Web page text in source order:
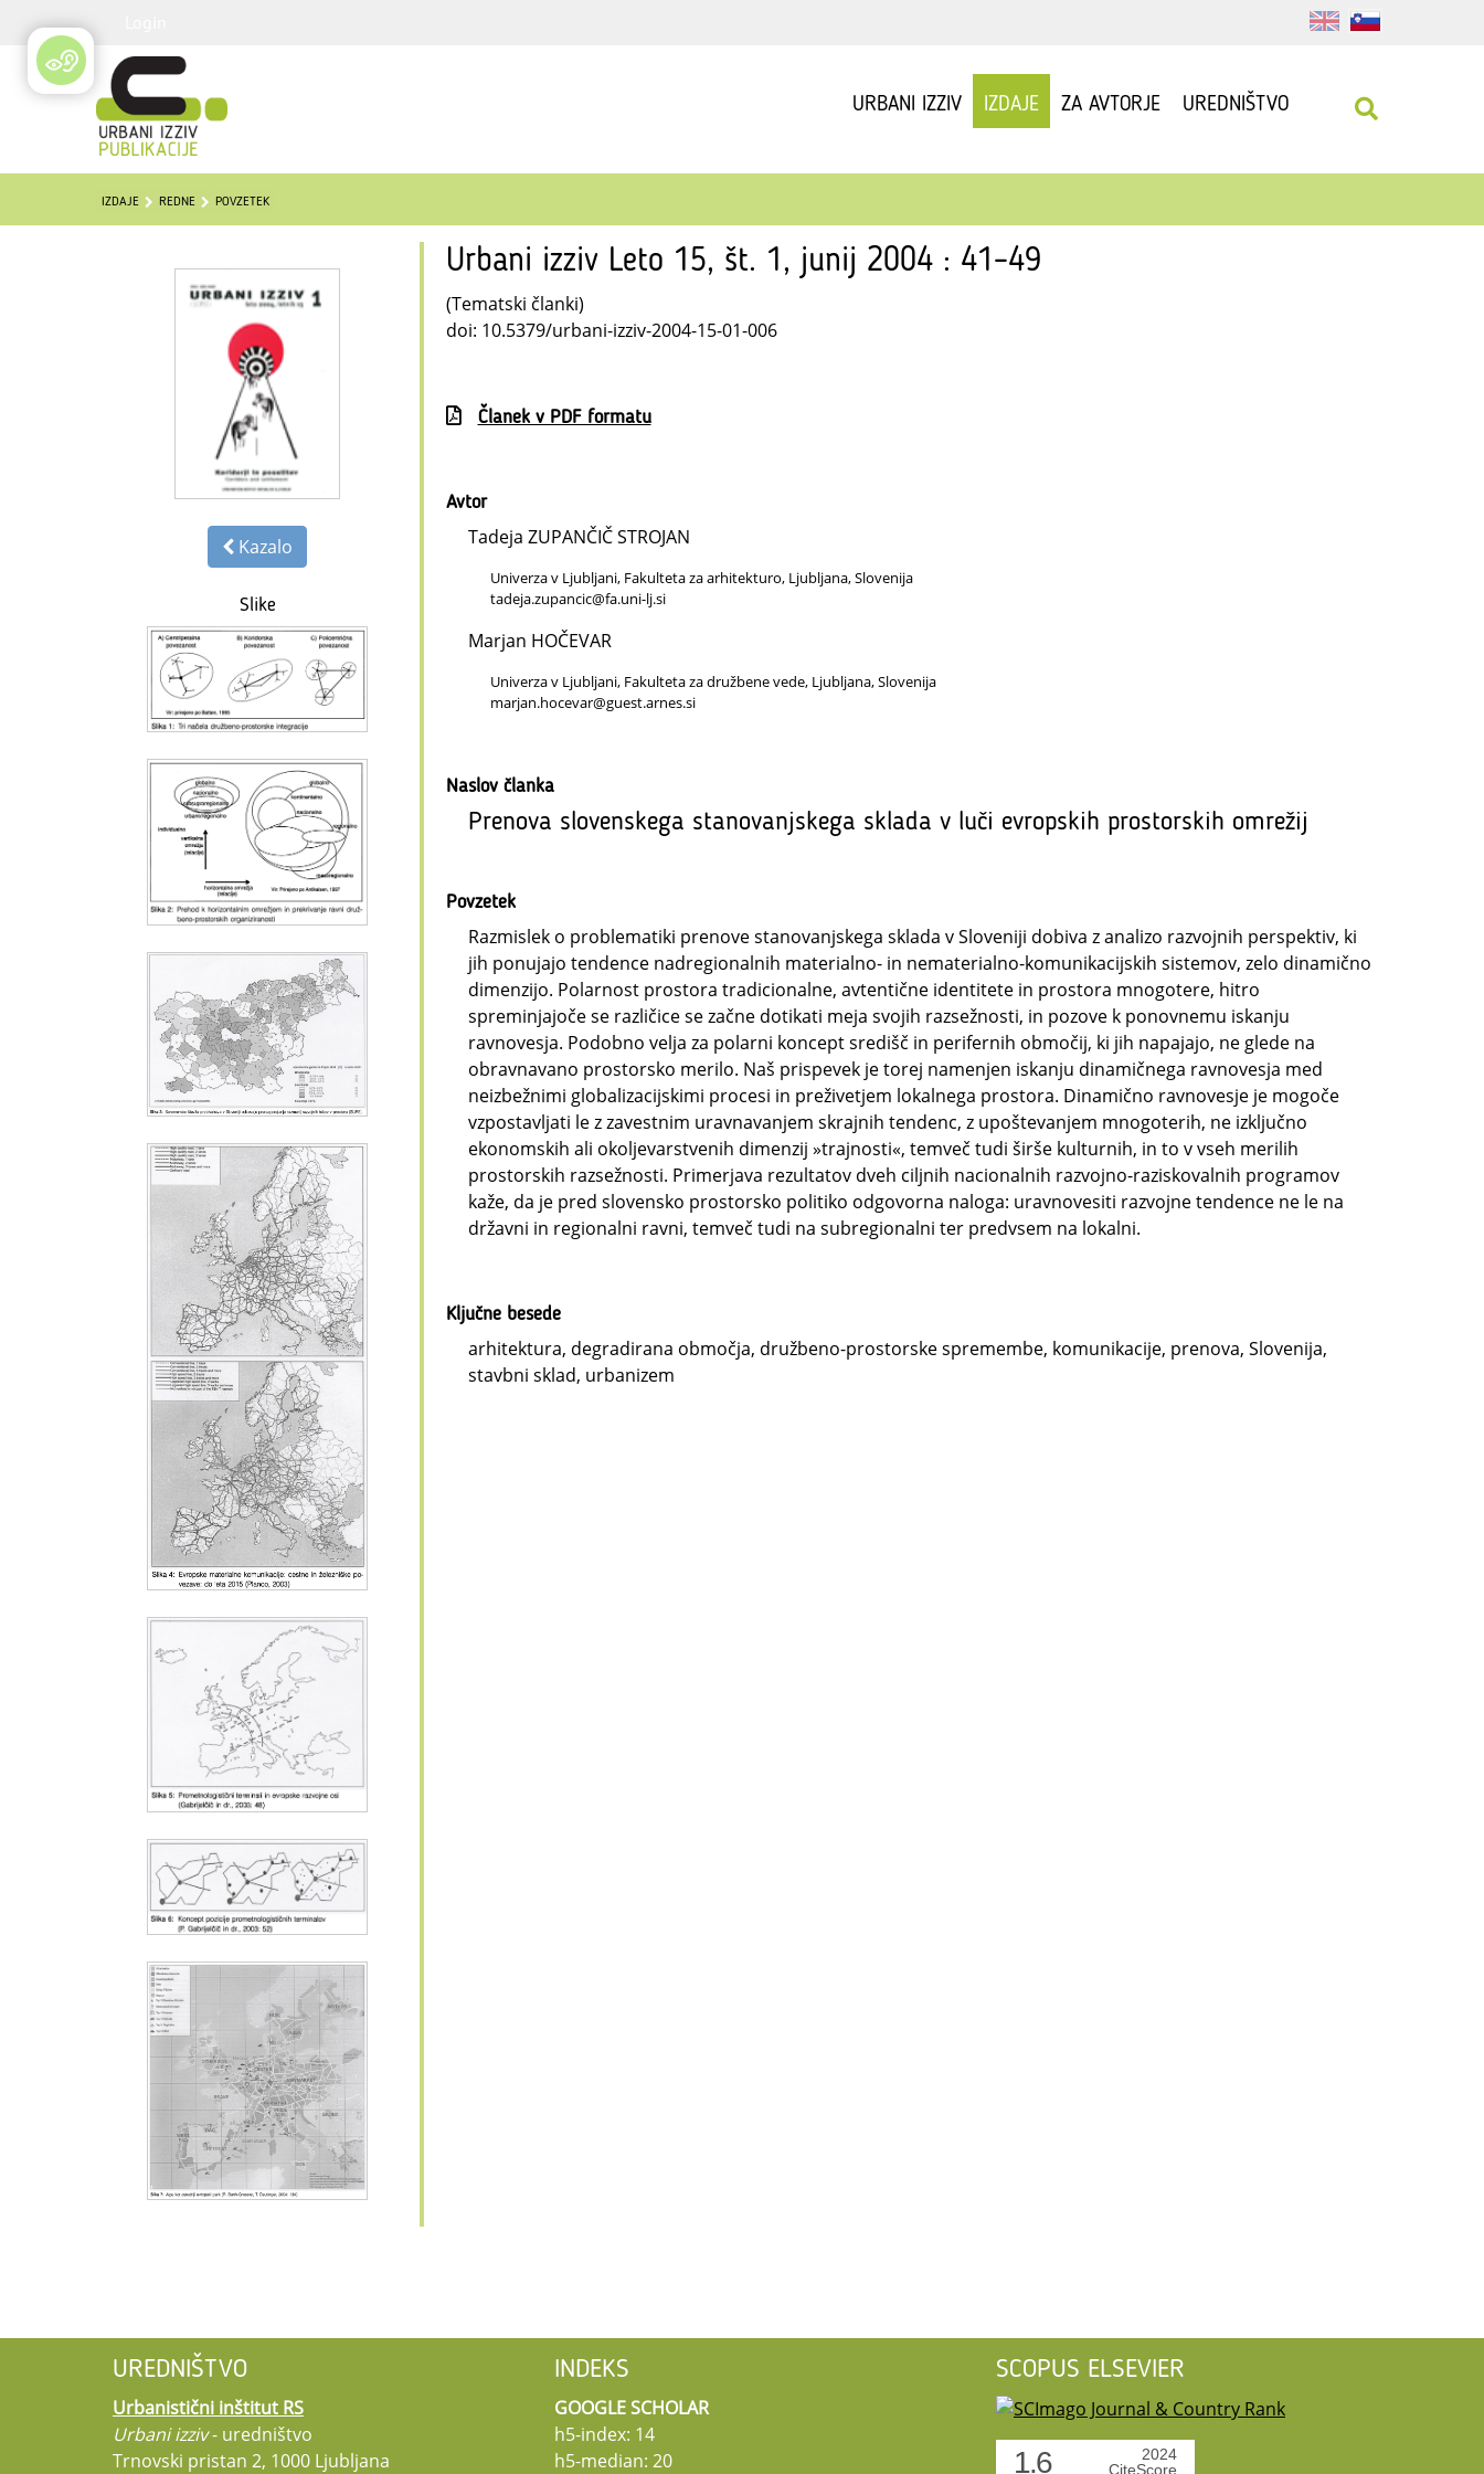
URBANI IZZIV IZDAJE ZA AVTORJE UREDNIŠTVO
IZDAJE REDNE POVZETEK
Kazalo
Slike
Urbani izziv Leto 15, št. 1, junij 2004 : 41–49
(Tematski članki)
doi: 10.5379/urbani-izziv-2004-15-01-006
Članek v PDF formatu
Avtor
Tadeja ZUPANČIČ STROJAN
Univerza v Ljubljani, Fakulteta za arhitekturo, Ljubljana, Slovenija
tadeja.zupancic@fa.uni-lj.si
Marjan HOČEVAR
Univerza v Ljubljani, Fakulteta za družbene vede, Ljubljana, Slovenija
marjan.hocevar@guest.arnes.si
Naslov članka
Prenova slovenskega stanovanjskega sklada v luči evropskih prostorskih omrežij
Povzetek
Razmislek o problematiki prenove stanovanjskega sklada v Sloveniji dobiva z analizo razvojnih perspektiv, ki
jih ponujajo tendence nadregionalnih materialno- in nematerialno-komunikacijskih sistemov, zelo dinamično
dimenzijo. Polarnost prostora tradicionalne, avtentične identitete in prostora mnogotere, hitro
spreminjajoče se različice se začne dotikati meja svojih razsežnosti, in pozove k ponovnemu iskanju
ravnovesja. Podobno velja za polarni koncept središč in perifernih območij, ki jih napajajo, ne glede na
obravnavano prostorsko merilo. Naš prispevek je torej namenjen iskanju dinamičnega ravnovesja med
neizbežnimi globalizacijskimi procesi in preživetjem lokalnega prostora. Dinamično ravnovesje je mogoče
vzpostavljati le z zavestnim uravnavanjem skrajnih tendenc, z upoštevanjem mnogoterih, ne izključno
ekonomskih ali okoljevarstvenih dimenzij »trajnosti«, temveč tudi širše kulturnih, in to v vseh merilih
prostorskih razsežnosti. Primerjava rezultatov dveh ciljnih nacionalnih razvojno-raziskovalnih programov
kaže, da je pred slovensko prostorsko politiko odgovorna naloga: uravnovesiti razvojne tendence ne le na
državni in regionalni ravni, temveč tudi na subregionalni ter predvsem na lokalni.
Ključne besede
arhitektura, degradirana območja, družbeno-prostorske spremembe, komunikacije, prenova, Slovenija,
stavbni sklad, urbanizem
UREDNIŠTVO
Urbanistični inštitut RS
Urbani izziv- uredništvo
Trnovski pristan 2, 1000 Ljubljana
INDEKS
GOOGLE SCHOLAR
h5-index: 14
h5-median: 20
SCOPUS ELSEVIER
1.6
2024
CiteScore